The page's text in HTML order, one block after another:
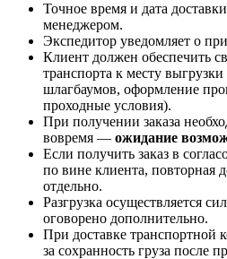
Точное время и дата
менеджером.
Экспедитор уведомляет о
Клиент должен обеспечить
транспорта к месту
шлагбаумов, оформление
проходные условия).
При получении заказа
вовремя — ожидание
Если получить заказ в
по вине клиента, повторная
отдельно.
Разгрузка осуществляется
оговорено дополнительно.
При доставке транспортной
за сохранность груза после